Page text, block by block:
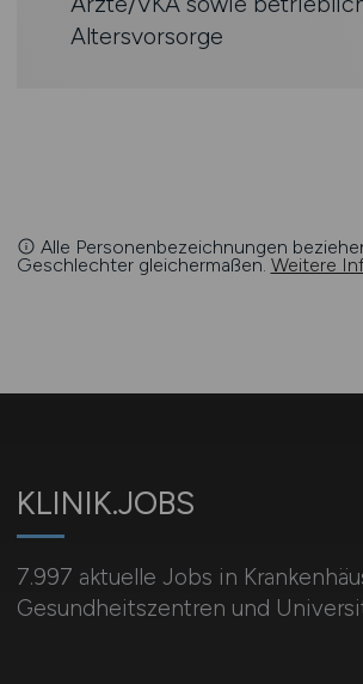
Altersvorsorge
Alle Personenbezeichnungen
Geschlechter gleichermaßen. Weitere
KLINIK.JOBS
7.997 aktuelle Jobs in
Gesundheitszentren und